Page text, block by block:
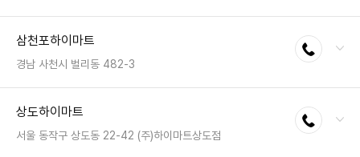
팩스 : 050-2222-1564
영업시간 : 금일 10:30~20:30
삼천포하이마트
경남 사천시 벌리동 482-3
전화연결
팩스 : 050-2222-1815
영업시간 : 금일 10:30~20:30
상도하이마트
서울 동작구 상도동 22-42 (주)하이마트상도점
전화연결